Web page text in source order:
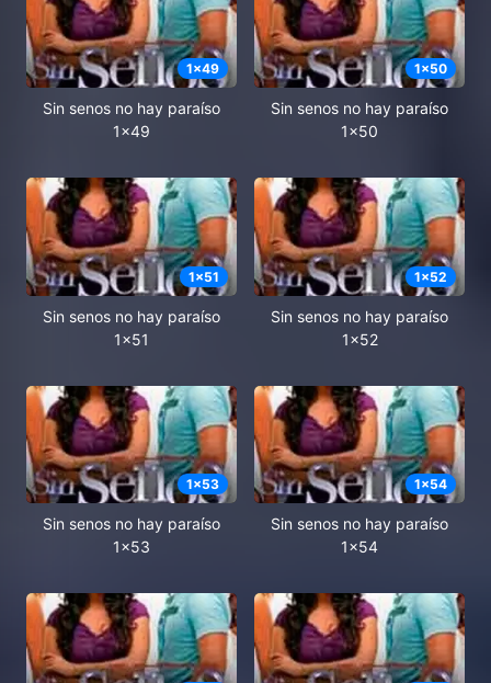
1x49
Sin senos no hay paraíso
1x49
1x50
Sin senos no hay paraíso
1x50
1x51
Sin senos no hay paraíso
1x51
1x52
Sin senos no hay paraíso
1x52
1x53
Sin senos no hay paraíso
1x53
1x54
Sin senos no hay paraíso
1x54